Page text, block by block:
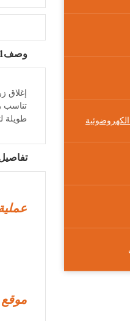
وصف1
تناسب
طويلة
موقع